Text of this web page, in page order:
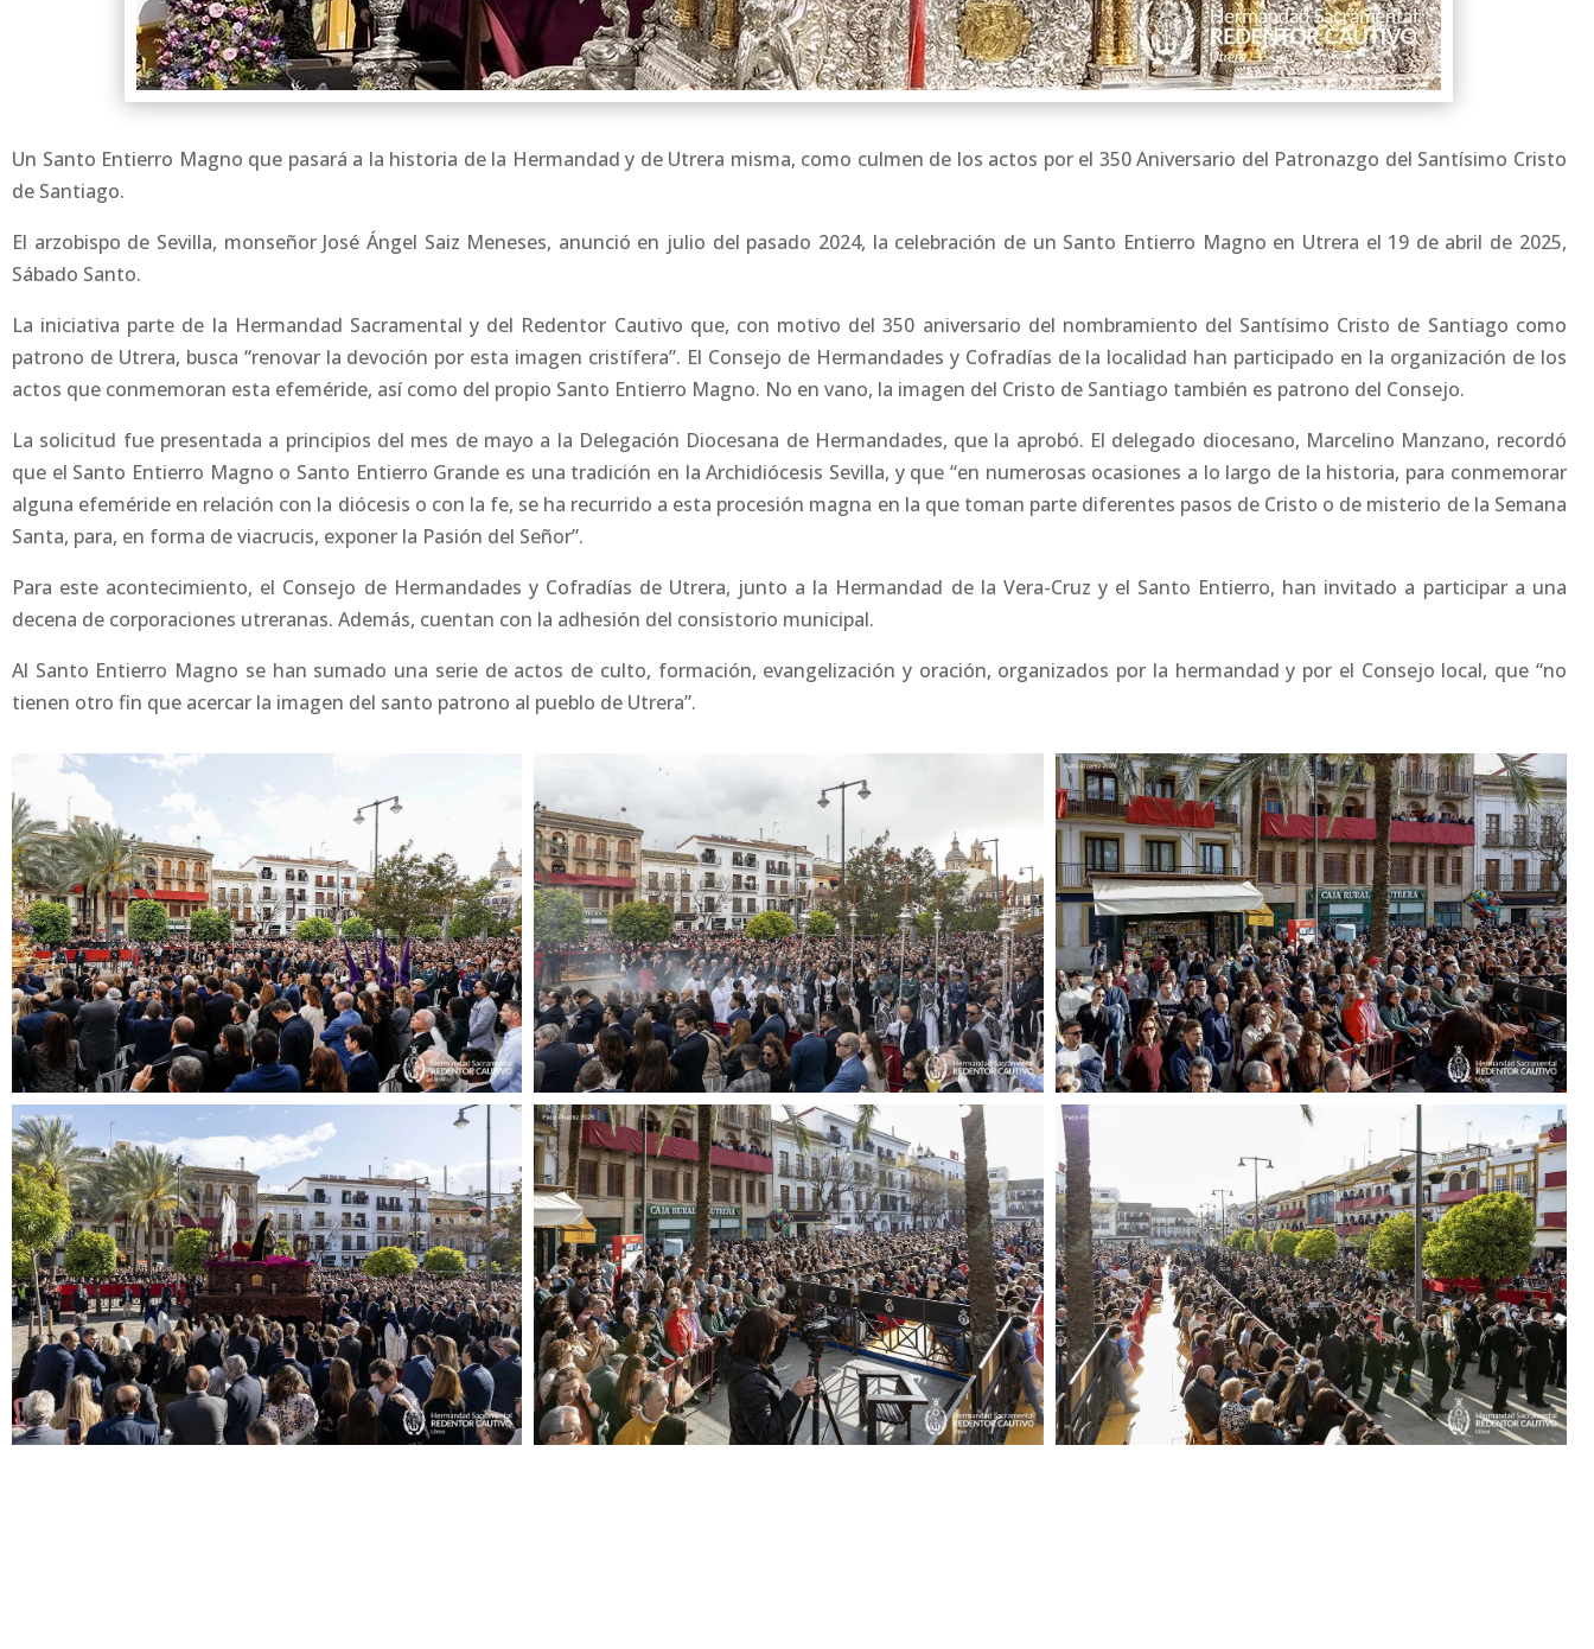
Un Santo Entierro Magno que pasará a la historia de la Hermandad y de Utrera misma, como culmen de los actos por el 350 Aniversario del Patronazgo del Santísimo Cristo
de Santiago.
El arzobispo de Sevilla, monseñor José Ángel Saiz Meneses, anunció en julio del pasado 2024, la celebración de un Santo Entierro Magno en Utrera el 19 de abril de 2025,
Sábado Santo.
La iniciativa parte de la Hermandad Sacramental y del Redentor Cautivo que, con motivo del 350 aniversario del nombramiento del Santísimo Cristo de Santiago como
patrono de Utrera, busca “renovar la devoción por esta imagen cristífera”. El Consejo de Hermandades y Cofradías de la localidad han participado en la organización de los
actos que conmemoran esta efeméride, así como del propio Santo Entierro Magno. No en vano, la imagen del Cristo de Santiago también es patrono del Consejo.
La solicitud fue presentada a principios del mes de mayo a la Delegación Diocesana de Hermandades, que la aprobó. El delegado diocesano, Marcelino Manzano, recordó
que el Santo Entierro Magno o Santo Entierro Grande es una tradición en la Archidiócesis Sevilla, y que “en numerosas ocasiones a lo largo de la historia, para conmemorar
alguna efeméride en relación con la diócesis o con la fe, se ha recurrido a esta procesión magna en la que toman parte diferentes pasos de Cristo o de misterio de la Semana
Santa, para, en forma de viacrucis, exponer la Pasión del Señor”.
Para este acontecimiento, el Consejo de Hermandades y Cofradías de Utrera, junto a la Hermandad de la Vera-Cruz y el Santo Entierro, han invitado a participar a una
decena de corporaciones utreranas. Además, cuentan con la adhesión del consistorio municipal.
Al Santo Entierro Magno se han sumado una serie de actos de culto, formación, evangelización y oración, organizados por la hermandad y por el Consejo local, que “no
tienen otro fin que acercar la imagen del santo patrono al pueblo de Utrera”.